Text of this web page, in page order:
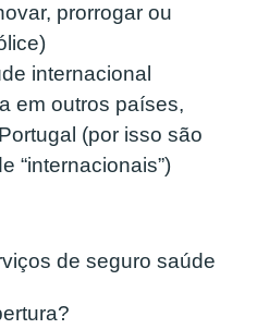
prorrogar ou
internacional
em outros países,
(por isso são
“internacionais”)
de seguro saúde